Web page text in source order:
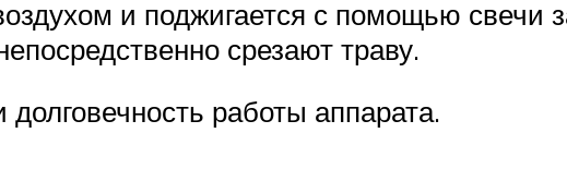
и поджигается с помощью свечи
срезают траву.
работы аппарата.